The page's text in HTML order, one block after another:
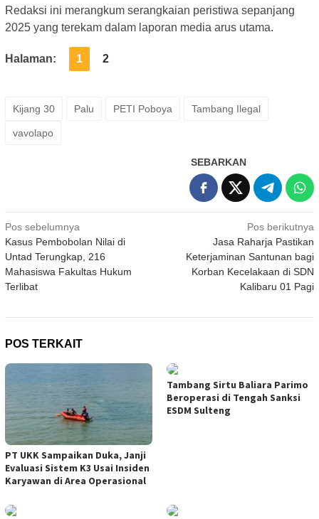
Redaksi ini merangkum serangkaian peristiwa sepanjang
2025 yang terekam dalam laporan media arus utama.
Halaman: 1 2
Kijang 30 Palu PETI Poboya Tambang Ilegal
vavolapo
SEBARKAN
Navigasi
pos
Pos sebelumnya
Kasus Pembobolan Nilai di
Untad Terungkap, 216
Mahasiswa Fakultas Hukum
Terlibat
Pos berikutnya
Jasa Raharja Pastikan
Keterjaminan Santunan bagi
Korban Kecelakaan di SDN
Kalibaru 01 Pagi
POS TERKAIT
PT UKK Sampaikan Duka, Janji
Evaluasi Sistem K3 Usai Insiden
Karyawan di Area Operasional
Tambang Sirtu Baliara Parimo
Beroperasi di Tengah Sanksi
ESDM Sulteng